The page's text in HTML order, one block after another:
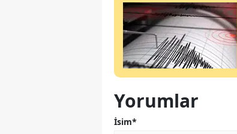
Yorumlar
İsim*